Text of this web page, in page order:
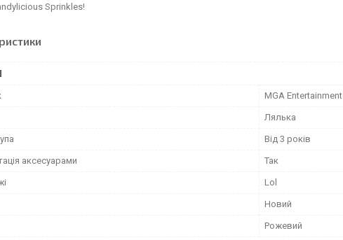
Sprinkles!
MGA Entertainment
Лялька
Від 3 років
аксесуарами Так
Lol
Новий
Рожевий